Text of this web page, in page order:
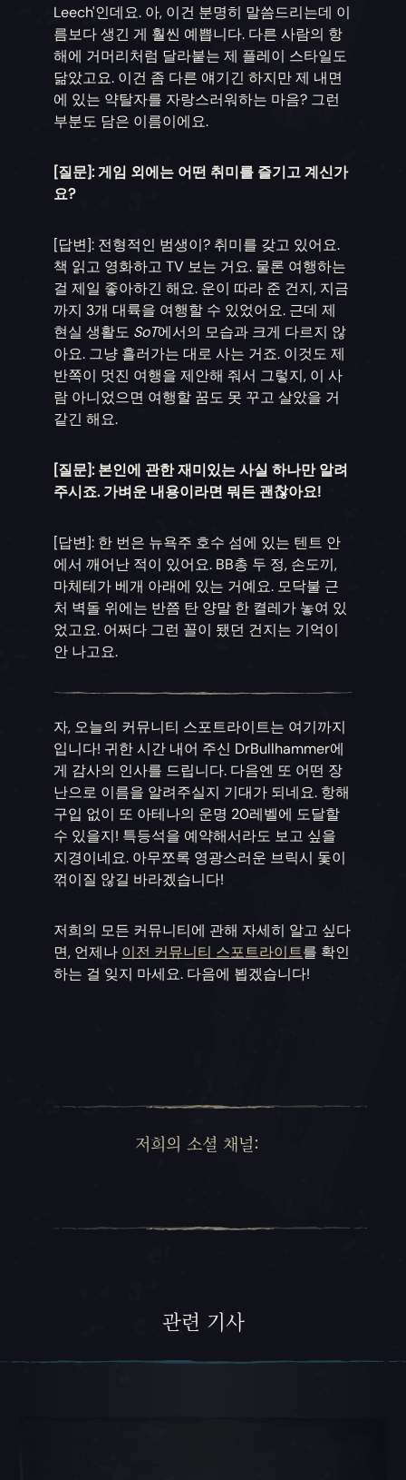
Leech'인데요. 아, 이건 분명히 말씀드리는데 이
름보다 생긴 게 훨씬 예쁩니다. 다른 사람의 항
해에 거머리처럼 달라붙는 제 플레이 스타일도
닮았고요. 이건 좀 다른 얘기긴 하지만 제 내면
에 있는 약탈자를 자랑스러워하는 마음? 그런
부분도 담은 이름이에요.
[질문]: 게임 외에는 어떤 취미를 즐기고 계신가
요?
[답변]: 전형적인 범생이? 취미를 갖고 있어요.
책 읽고 영화하고 TV 보는 거요. 물론 여행하는
걸 제일 좋아하긴 해요. 운이 따라 준 건지, 지금
까지 3개 대륙을 여행할 수 있었어요. 근데 제
현실 생활도 SoT에서의 모습과 크게 다르지 않
아요. 그냥 흘러가는 대로 사는 거죠. 이것도 제
반쪽이 멋진 여행을 제안해 줘서 그렇지, 이 사
람 아니었으면 여행할 꿈도 못 꾸고 살았을 거
같긴 해요.
[질문]: 본인에 관한 재미있는 사실 하나만 알려
주시죠. 가벼운 내용이라면 뭐든 괜찮아요!
[답변]: 한 번은 뉴욕주 호수 섬에 있는 텐트 안
에서 깨어난 적이 있어요. BB총 두 정, 손도끼,
마체테가 베개 아래에 있는 거예요. 모닥불 근
처 벽돌 위에는 반쯤 탄 양말 한 켤레가 놓여 있
었고요. 어쩌다 그런 꼴이 됐던 건지는 기억이
안 나고요.
자, 오늘의 커뮤니티 스포트라이트는 여기까지
입니다! 귀한 시간 내어 주신 DrBullhammer에
게 감사의 인사를 드립니다. 다음엔 또 어떤 장
난으로 이름을 알려주실지 기대가 되네요. 항해
구입 없이 또 아테나의 운명 20레벨에 도달할
수 있을지! 특등석을 예약해서라도 보고 싶을
지경이네요. 아무쪼록 영광스러운 브릭시 돛이
꺾이질 않길 바라겠습니다!
저희의 모든 커뮤니티에 관해 자세히 알고 싶다
면, 언제나 이전 커뮤니티 스포트라이트를 확인
하는 걸 잊지 마세요. 다음에 뵙겠습니다!
저희의 소셜 채널:
관련 기사